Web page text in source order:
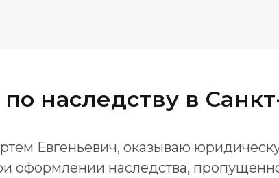
наследству в
Евгеньевич, оказываю
оформлении наследства,